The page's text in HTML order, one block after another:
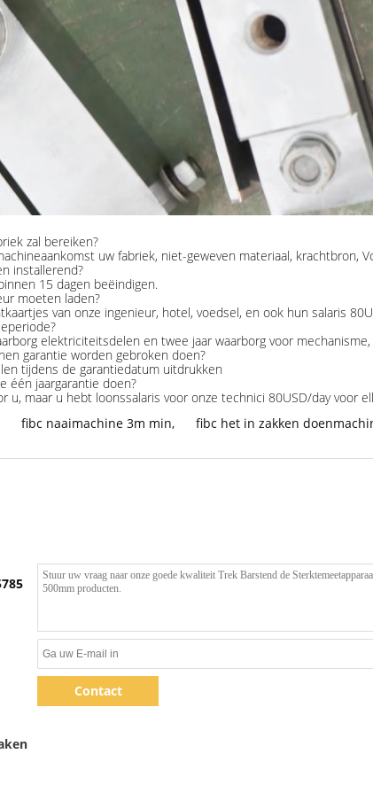
zal bereiken?
uw fabriek, niet-geweven materiaal, krachtbron,
installerend?
15 dagen beëindigen.
moeten laden?
van onze ingenieur, hotel, voedsel, en ook hun salaris
elektriciteitsdelen en twee jaar waarborg voor
garantie worden gebroken doen?
tijdens de garantiedatum uitdrukken
één jaargarantie doen?
u, maar u hebt loonssalaris voor onze technici 80USD/day voor
fibc naaimachine 3m min, fibc het in zakken
Contact